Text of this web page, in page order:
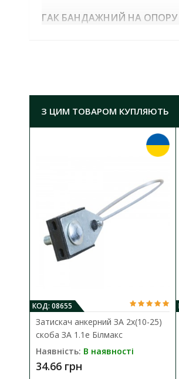
ГАК БАНДАЖНИЙ НА ОПОРУ
З ЦИМ ТОВАРОМ КУПЛЯЮТЬ
КОД: 08655
Затискач анкерний ЗА 2х(10-25)
скоба ЗА 1.1е Білмакс
Наявність: В наявності
34.66 грн